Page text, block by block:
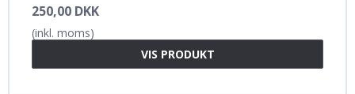
250,00 DKK
(inkl. moms)
VIS PRODUKT